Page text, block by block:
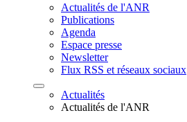
Actualités de l'ANR
Publications
Agenda
Espace presse
Newsletter
Flux RSS et réseaux sociaux
Actualités
Actualités de l'ANR